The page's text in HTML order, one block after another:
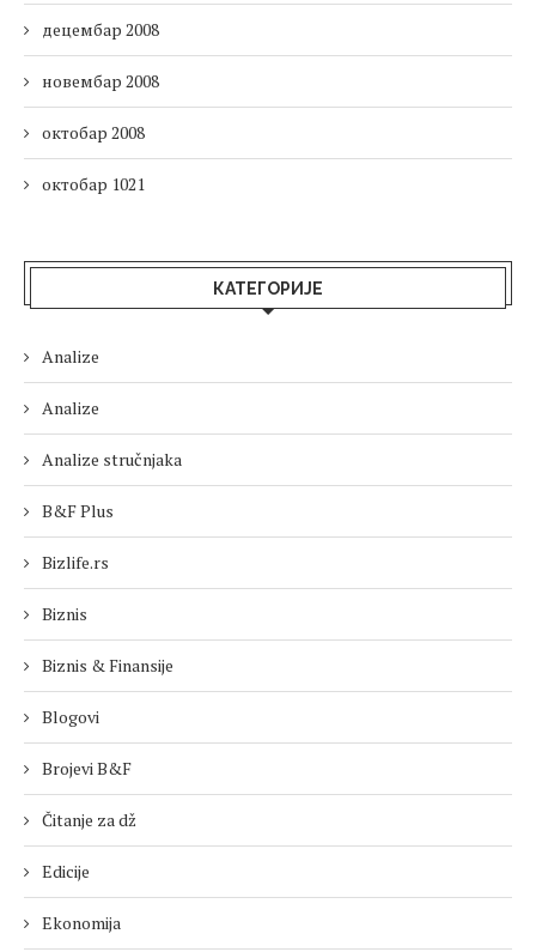
децембар 2008
новембар 2008
октобар 2008
октобар 1021
КАТЕГОРИЈЕ
Analize
Analize
Analize stručnjaka
B&F Plus
Bizlife.rs
Biznis
Biznis & Finansije
Blogovi
Brojevi B&F
Čitanje za dž
Edicije
Ekonomija